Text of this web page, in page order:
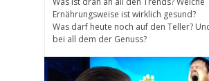
Ernährungsweise ist wirklich gesund?
Was darf heute noch auf den Teller?
bei all dem der Genuss?